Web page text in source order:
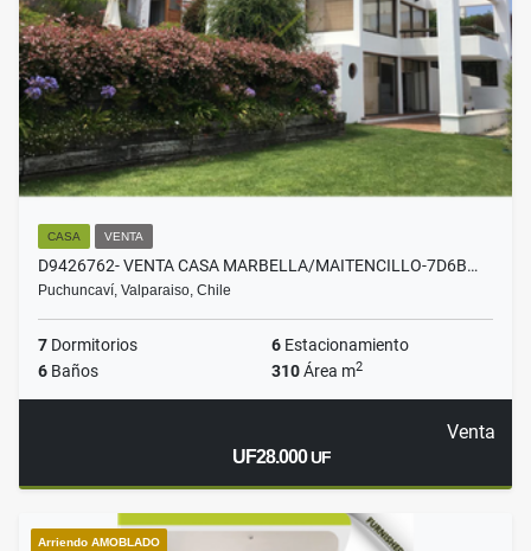
CASA VENTA
D9426762- VENTA CASA MARBELLA/MAITENCILLO-7D6B…
Puchuncaví, Valparaiso, Chile
7 Dormitorios 6 Estacionamiento
6 Baños 310Área m2
Venta
UF28.000UF
Arriendo AMOBLADO